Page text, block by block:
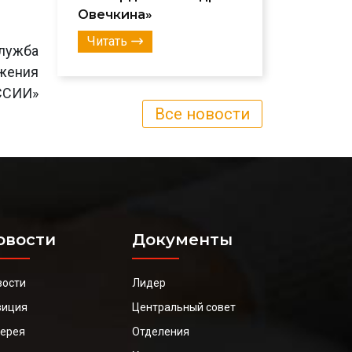
Овечкина»
Читать
Все новости
Документы
Лидер
Центральный совет
Отделения